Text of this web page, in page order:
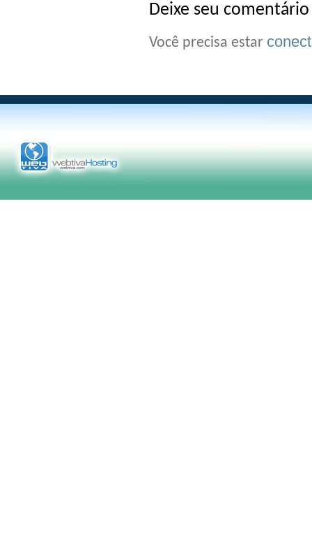
Deixe seu comentário
Você precisa estar